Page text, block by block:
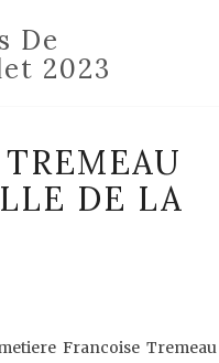
De
2023
DE LA
Francoise Tremeau